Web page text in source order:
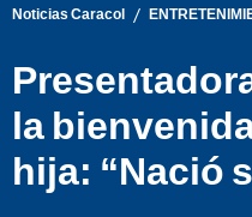
Noticias Caracol /
la
hija: “Nació